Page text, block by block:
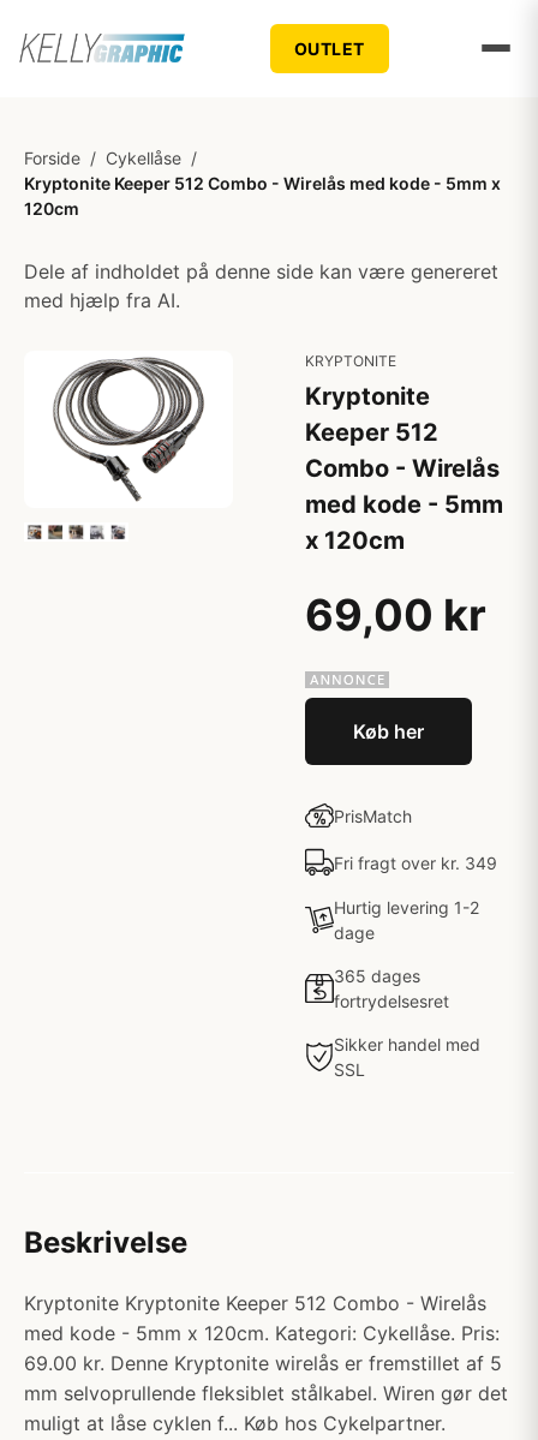
OUTLET
Forside / Cykellåse /
Kryptonite Keeper 512 Combo - Wirelås med kode - 5mm x
120cm
Dele af indholdet på denne side kan være genereret
med hjælp fra AI.
KRYPTONITE
Kryptonite
Keeper 512
Combo - Wirelås
med kode - 5mm
x 120cm
69,00 kr
Køb her
PrisMatch
Fri fragt over kr. 349
Hurtig levering 1-2
dage
365 dages
fortrydelsesret
Sikker handel med
SSL
Beskrivelse
Kryptonite Kryptonite Keeper 512 Combo - Wirelås
med kode - 5mm x 120cm. Kategori: Cykellåse. Pris:
69.00 kr. Denne Kryptonite wirelås er fremstillet af 5
mm selvoprullende fleksiblet stålkabel. Wiren gør det
muligt at låse cyklen f... Køb hos Cykelpartner.